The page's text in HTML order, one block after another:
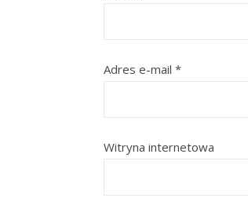
Adres e-mail *
Witryna internetowa